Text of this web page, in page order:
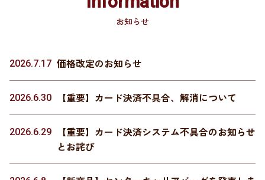
お知らせ
2026.7.17 価格改定のお知らせ
2026.6.30 【重要】カード決済不具合、解消について
2026.6.29
【重要】カード決済システム不具合のお知らせ
とお詫び